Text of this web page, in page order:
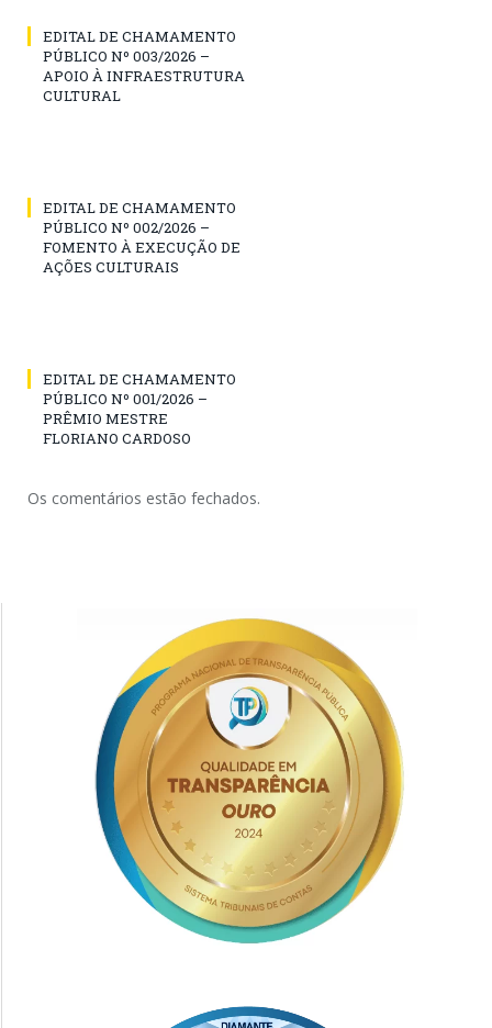
EDITAL DE CHAMAMENTO
PÚBLICO Nº 003/2026 –
APOIO À INFRAESTRUTURA
CULTURAL
EDITAL DE CHAMAMENTO
PÚBLICO Nº 002/2026 –
FOMENTO À EXECUÇÃO DE
AÇÕES CULTURAIS
EDITAL DE CHAMAMENTO
PÚBLICO Nº 001/2026 –
PRÊMIO MESTRE
FLORIANO CARDOSO
Os comentários estão fechados.